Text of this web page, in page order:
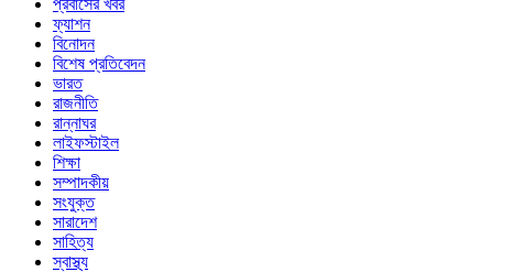
প্রবাসের খবর
ফ্যাশন
বিনোদন
বিশেষ প্রতিবেদন
ভারত
রাজনীতি
রান্নাঘর
লাইফস্টাইল
শিক্ষা
সম্পাদকীয়
সংযুক্ত
সারাদেশ
সাহিত্য
স্বাস্থ্য